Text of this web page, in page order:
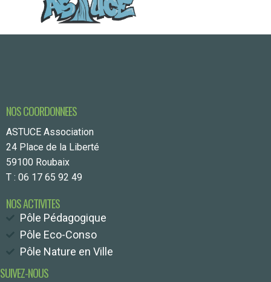
NOS COORDONNEES
ASTUCE Association
24 Place de la Liberté
59100 Roubaix
T : 06 17 65 92 49
NOS ACTIVITES
Pôle Pédagogique
Pôle Eco-Conso
Pôle Nature en Ville
SUIVEZ-NOUS